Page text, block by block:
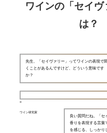
ワインの「セイヴ
は？
先生、「セイヴァリー」ってワインの表現で聞
くことがあるんですけど、どういう意味です
か？
ワイン研究家
良い質問だね。「セ
香りを表現する言葉
を感じる、しっかり